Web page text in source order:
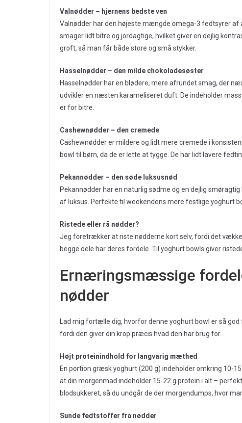
Valnødder – hjernens bedste ven
Valnødder har den højeste mængde omega-3 fedtsyrer af
smager lidt bitre og jordagtige, hvilket giver en dejlig
groft, så man får både store og små stykker.
Hasselnødder – den milde chokoladesøster
Hasselnødder har en blødere, mere afrundet smag, der
udvikler en næsten karameliseret duft. De indeholder
er for bitre.
Cashewnødder – den cremede
Cashewnødder er mildere og lidt mere cremede i
bowl til børn, da de er lette at tygge. De har lidt lavere
Pekannødder – den søde luksusnød
Pekannødder har en naturlig sødme og en dejlig
af luksus. Perfekte til weekendens mere festlige yoghurt
Ristede eller rå nødder?
Jeg foretrækker at riste nødderne kort selv, fordi det
begge dele har deres fordele. Til yoghurt bowls giver
Ernæringsmæssige
nødder
Lad mig fortælle dig, hvorfor denne yoghurt bowl er så
fordi den giver din krop præcis hvad den har brug for.
Højt proteinindhold for langvarig mæthed
En portion græsk yoghurt (200 g) indeholder omkring 10-
at din morgenmad indeholder 15-22 g protein i alt –
blodsukkeret, så du undgår de der morgendumps, hvor
Sunde fedtstoffer fra nødder